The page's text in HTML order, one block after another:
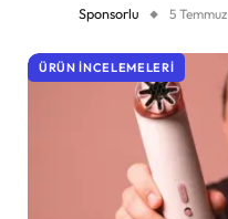
Sponsorlu 5
ÜRÜN İNCELEMELERI